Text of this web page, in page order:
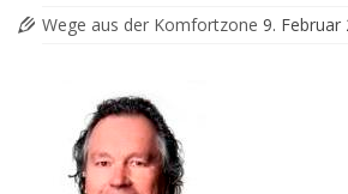
Wege aus der Komfortzone 9. Februar